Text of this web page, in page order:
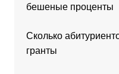
бешеные проценты
Сколько
гранты